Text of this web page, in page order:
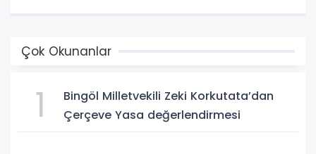
Çok Okunanlar
1
Bingöl Milletvekili Zeki Korkutata’dan
Çerçeve Yasa değerlendirmesi